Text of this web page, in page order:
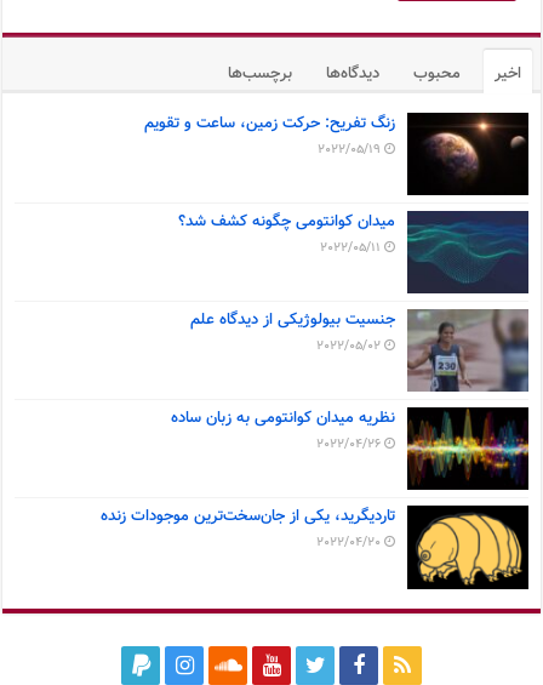
اخیر محبوب دیدگاه‌ها برچسب‌ها
زنگ تفریح: حرکت زمین، ساعت و تقویم
2022/05/19
میدان کوانتومی چگونه کشف شد؟
2022/05/11
جنسیت بیولوژیکی از دیدگاه علم
2022/05/02
نظریه میدان کوانتومی به زبان ساده
2022/04/26
تاردیگرید، یکی از جان‌سخت‌ترین موجودات زنده
2022/04/20